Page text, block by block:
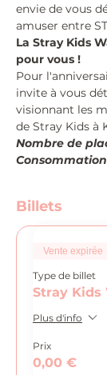
envie de vous
amuser entre
La Stray Kids
pour vous !
Pour
invite à vous
visionnant les
de Stray Kids à
Nombre de
Billets
Vente expirée
Type de billet
Stray Kids
Plus d'info
Prix
0,00 €